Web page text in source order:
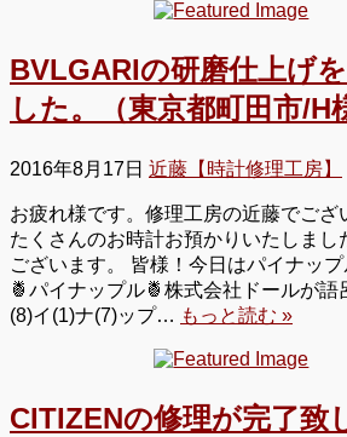
BVLGARIの研磨仕上げ
した。（東京都町田市/H
2016年8月17日 近藤【時計修理工房】
お疲れ様です。修理工房の近藤でござ
たくさんのお時計お預かりいたしまし
ございます。 皆様！今日はパイナップ
🍍パイナップル🍍株式会社ドールが語
(8)イ(1)ナ(7)ップ… もっと読む »
CITIZENの修理が完了致